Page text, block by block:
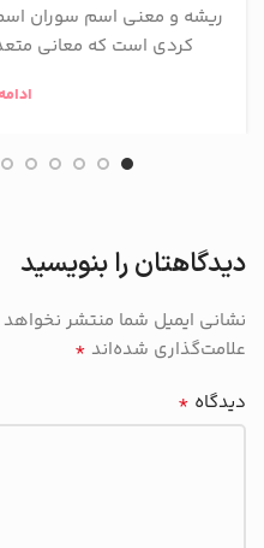
ریشه و معنی اسم سوران
کردی است که معانی
دیدگاهتان را بنویسید
نشانی ایمیل شما منتشر
علامت‌گذاری شده‌اند *
دیدگاه *